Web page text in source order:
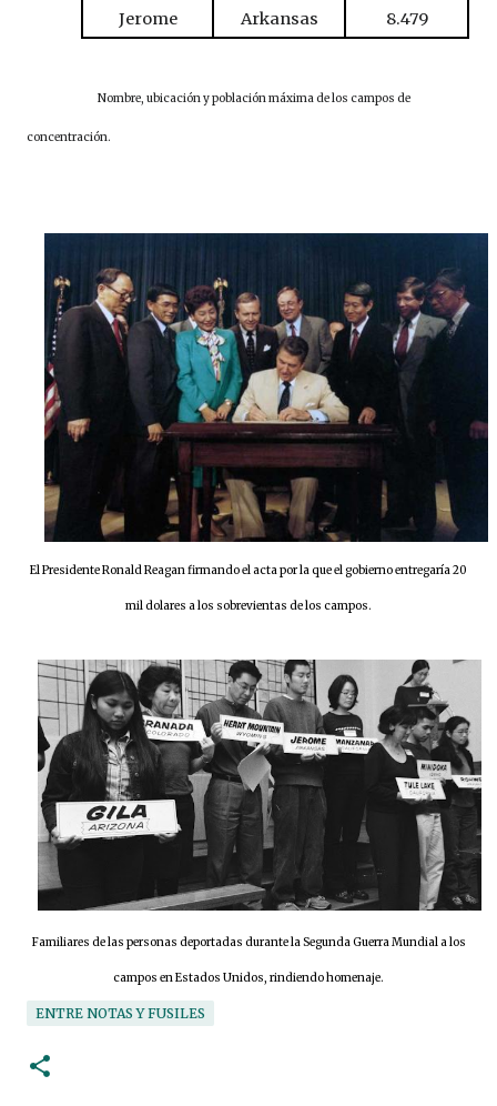
Jerome Arkansas 8.479
Nombre, ubicación y población máxima de los campos de
concentración.
El Presidente Ronald Reagan firmando el acta por la que el gobierno entregaría 20
mil dolares a los sobrevientas de los campos.
Familiares de las personas deportadas durante la Segunda Guerra Mundial a los
campos en Estados Unidos, rindiendo homenaje.
ENTRE NOTAS Y FUSILES